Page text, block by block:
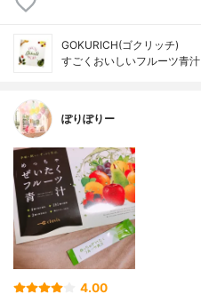
GOKURICH(ゴクリッチ)
すごくおいしいフルーツ青汁
ぽりぽりー
4.00